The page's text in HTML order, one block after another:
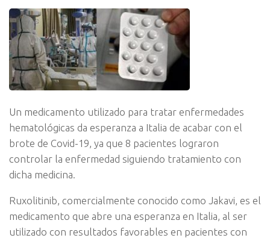
Un medicamento utilizado para tratar enfermedades
hematológicas da esperanza a Italia de acabar con el
brote de Covid-19, ya que 8 pacientes lograron
controlar la enfermedad siguiendo tratamiento con
dicha medicina.
Ruxolitinib, comercialmente conocido como Jakavi, es el
medicamento que abre una esperanza en Italia, al ser
utilizado con resultados favorables en pacientes con